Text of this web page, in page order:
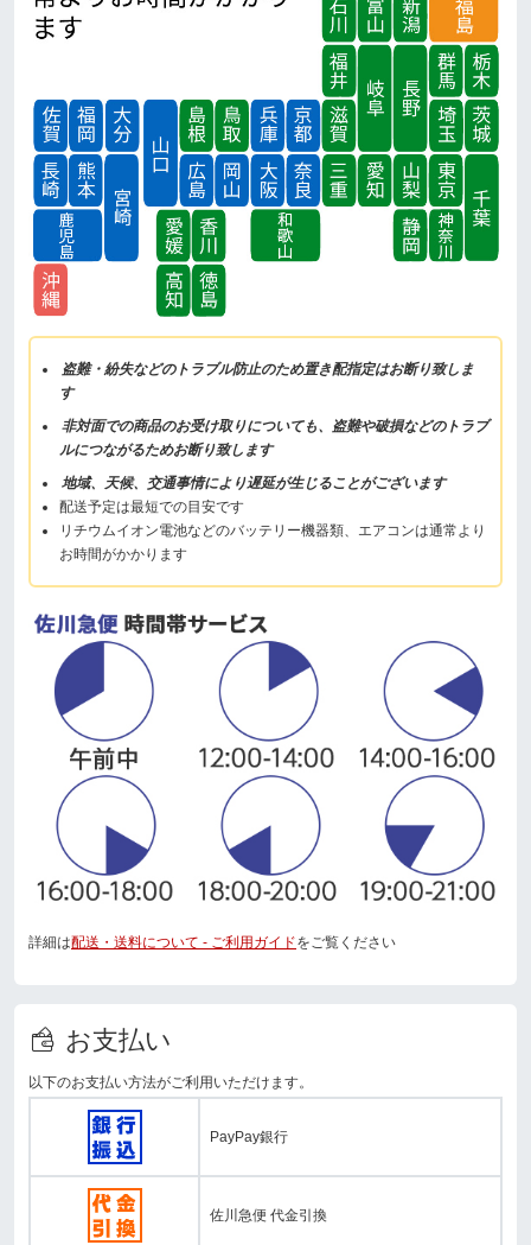
盗難・紛失などのトラブル防止のため置き配指定はお断り致しま
す
非対面での商品のお受け取りについても、盗難や破損などのトラブ
ルにつながるためお断り致します
地域、天候、交通事情により遅延が生じることがございます
配送予定は最短での目安です
リチウムイオン電池などのバッテリー機器類、エアコンは通常より
お時間がかかります
詳細は配送・送料について - ご利用ガイドをご覧ください
お支払い
以下のお支払い方法がご利用いただけます。
PayPay銀行
佐川急便 代金引換